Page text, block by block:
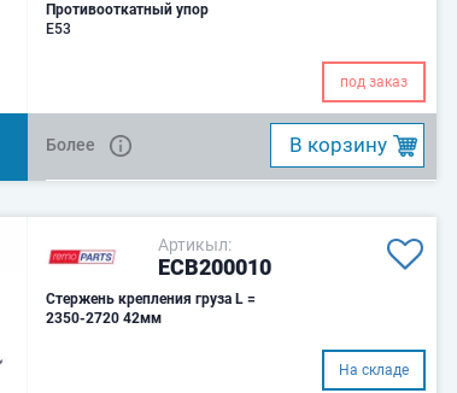
Противооткатный упор
E53
под заказ
Более B корзину
Артикыл:
ECB200010
Стержень крепления груза L =
2350-2720 42мм
На складе